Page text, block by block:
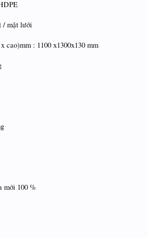
/ mặt lưới
cao)mm : 1100 x1300x130 mm
mới 100 %